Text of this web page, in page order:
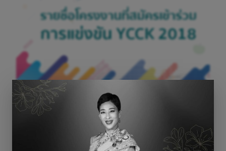
ประกาศรายชื่อโครงงานที่สมัครเข้าร่วมการแข่งขัน
โครงงานสิ่งประดิษฐ์ด้วยบอร์ด KidBright: Youth’s Coding
Competition (YCCK2018)แบ่งตามศูนย์ประสานงานภูมิภาค